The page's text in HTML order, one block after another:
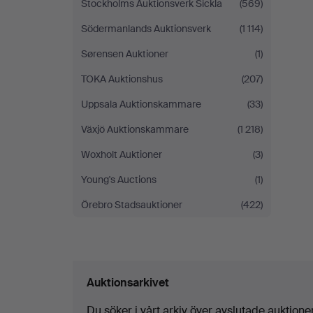
Stockholms Auktionsverk Sickla
(569)
Södermanlands Auktionsverk
(1 114)
Sørensen Auktioner
(1)
TOKA Auktionshus
(207)
Uppsala Auktionskammare
(33)
Växjö Auktionskammare
(1 218)
Woxholt Auktioner
(3)
Young's Auctions
(1)
Örebro Stadsauktioner
(422)
Auktionsarkivet